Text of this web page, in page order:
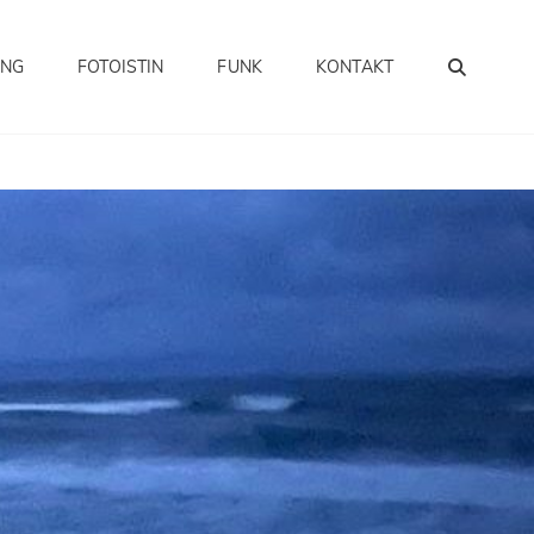
FOTOISTIN FUNK KONTAKT